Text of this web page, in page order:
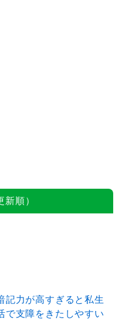
順）
記力が高すぎると私生
で支障をきたしやすい